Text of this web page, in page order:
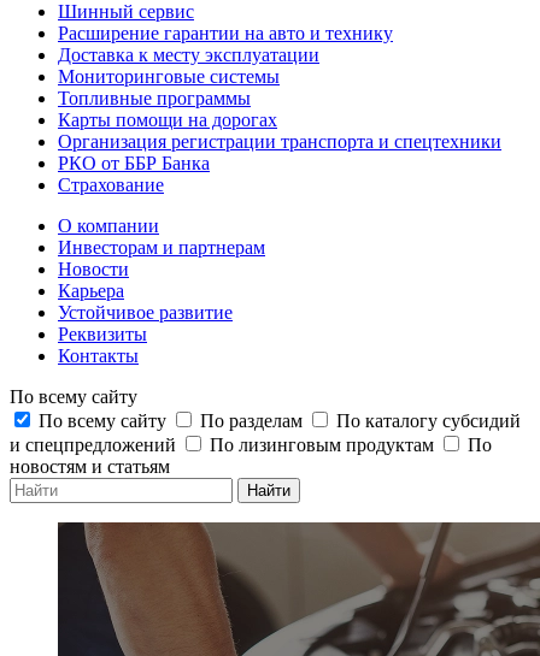
Шинный сервис
Расширение гарантии на авто и технику
Доставка к месту эксплуатации
Мониторинговые системы
Топливные программы
Карты помощи на дорогах
Организация регистрации транспорта и спецтехники
РКО от ББР Банка
Страхование
О компании
Инвесторам и партнерам
Новости
Карьера
Устойчивое развитие
Реквизиты
Контакты
По всему сайту
По всему сайту
По разделам
По каталогу субсидий
и спецпредложений
По лизинговым продуктам
По
новостям и статьям
Найти